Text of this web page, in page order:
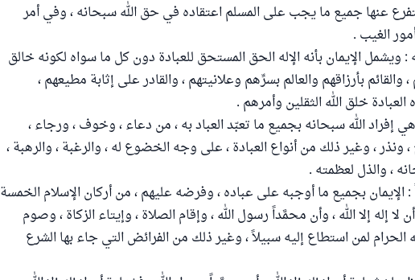
عنها جميع ما يجب على المسلم اعتقاده في حق الله سبحانه ، وفي أمر
الغيب .
: ويشمل الإيمان بأنه الإله الحق المستحق للعبادة دون كل ما سواه لكونه خالق
والقائم بأرزاقهم والعالم بسرِّهم وعلانيتهم ، والقادر على إثابة مطيعهم ،
خلق الله الثقلين وأمرهم .
إفراد الله سبحانه بجميع ما تعبّد العباد به ، من دعاء ، وخوف ، ورجاء ،
، وغير ذلك من أنواع العبادة ، على وجه الخضوع له ، والرغبة ، والرهبة ،
، والذل لعظمته .
: الإيمان بجميع ما أوجبه على عباده ، وفرضه عليهم ، من أركان الإسلام الخمسة
إله إلا الله ، وأن محمَّداً رسول الله ، وإقام الصلاة ، وإيتاء الزكاة ، وصوم
لمن استطاع إليه سبيلاً ، وغير ذلك من الفرائض التي جاء بها الشرع